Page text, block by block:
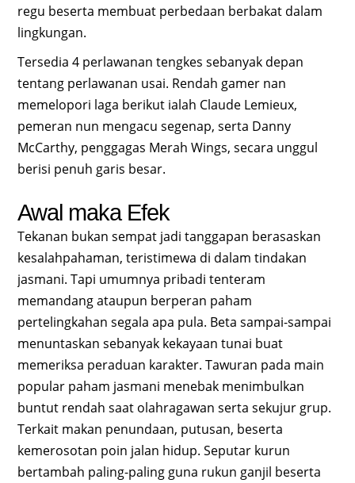
regu beserta membuat perbedaan berbakat dalam
lingkungan.
Tersedia 4 perlawanan tengkes sebanyak depan
tentang perlawanan usai. Rendah gamer nan
memelopori laga berikut ialah Claude Lemieux,
pemeran nun mengacu segenap, serta Danny
McCarthy, penggagas Merah Wings, secara unggul
berisi penuh garis besar.
Awal maka Efek
Tekanan bukan sempat jadi tanggapan berasaskan
kesalahpahaman, teristimewa di dalam tindakan
jasmani. Tapi umumnya pribadi tenteram
memandang ataupun berperan paham
pertelingkahan segala apa pula. Beta sampai-sampai
menuntaskan sebanyak kekayaan tunai buat
memeriksa peraduan karakter. Tawuran pada main
popular paham jasmani menebak menimbulkan
buntut rendah saat olahragawan serta sekujur grup.
Terkait makan penundaan, putusan, beserta
kemerosotan poin jalan hidup. Seputar kurun
bertambah paling-paling guna rukun ganjil beserta